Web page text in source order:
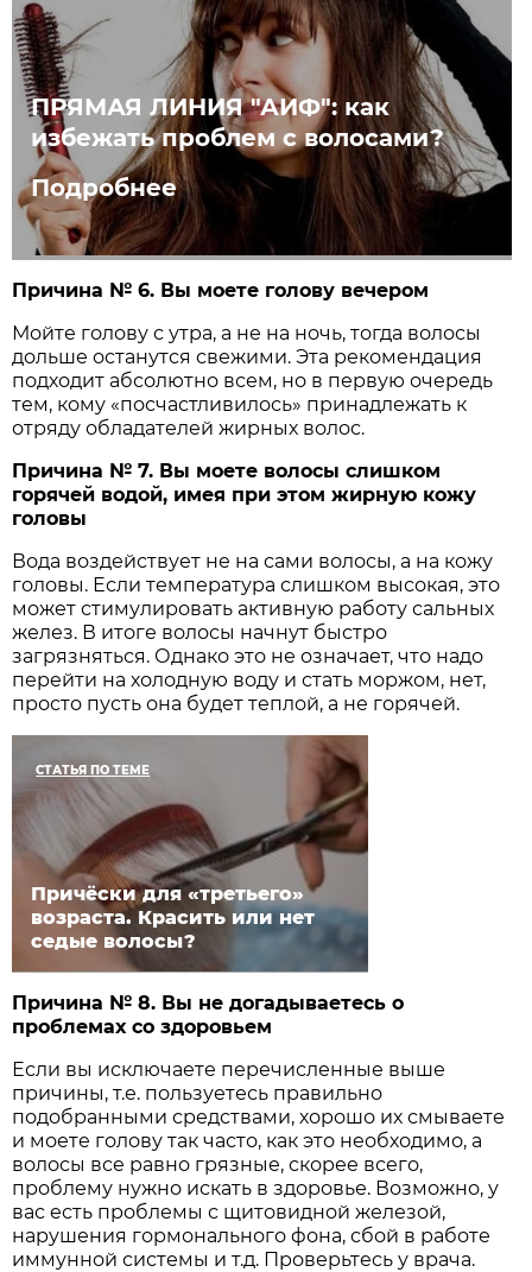
ПРЯМАЯ ЛИНИЯ "АИФ": как
избежать проблем с волосами?
Подробнее
Причина № 6. Вы моете голову вечером
Мойте голову с утра, а не на ночь, тогда волосы
дольше останутся свежими. Эта рекомендация
подходит абсолютно всем, но в первую очередь
тем, кому «посчастливилось» принадлежать к
отряду обладателей жирных волос.
Причина № 7. Вы моете волосы слишком
горячей водой, имея при этом жирную кожу
головы
Вода воздействует не на сами волосы, а на кожу
головы. Если температура слишком высокая, это
может стимулировать активную работу сальных
желез. В итоге волосы начнут быстро
загрязняться. Однако это не означает, что надо
перейти на холодную воду и стать моржом, нет,
просто пусть она будет теплой, а не горячей.
СТАТЬЯ ПО ТЕМЕ
Причёски для «третьего»
возраста. Красить или нет
седые волосы?
Причина № 8. Вы не догадываетесь о
проблемах со здоровьем
Если вы исключаете перечисленные выше
причины, т.е. пользуетесь правильно
подобранными средствами, хорошо их смываете
и моете голову так часто, как это необходимо, а
волосы все равно грязные, скорее всего,
проблему нужно искать в здоровье. Возможно, у
вас есть проблемы с щитовидной железой,
нарушения гормонального фона, сбой в работе
иммунной системы и т.д. Проверьтесь у врача.